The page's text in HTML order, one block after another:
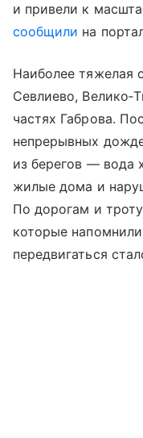
и привели к
сообщили на
Наиболее тяжелая
Севлиево,
частях Габрова.
непрерывных
из берегов — вода
жилые дома и
По дорогам и
которые
передвигаться